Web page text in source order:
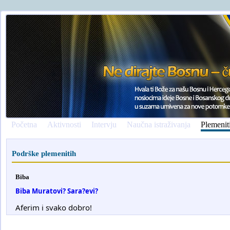
Početna Aktivnosti Intervju Naučna istraživanja
Podrške plemenitih
Biba
Biba Muratovi? Sara?evi?
Aferim i svako dobro!